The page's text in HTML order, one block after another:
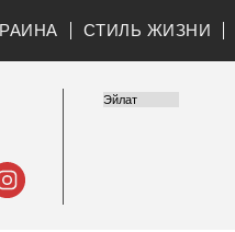
СТИЛЬ ЖИЗНИ